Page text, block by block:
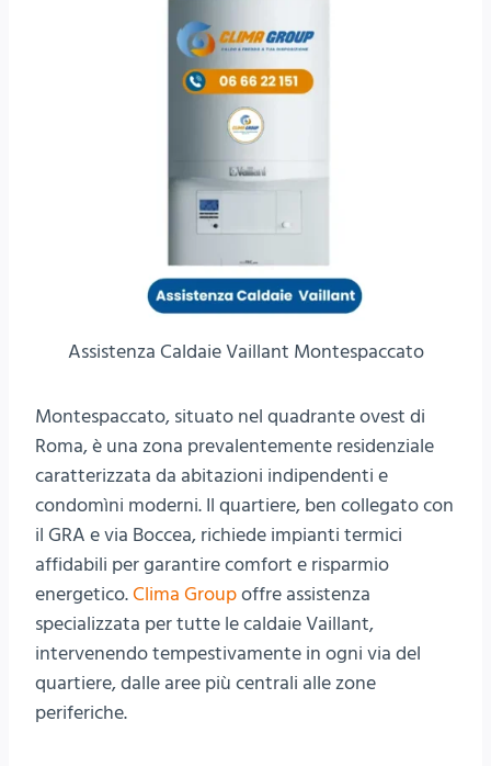
Assistenza Caldaie Vaillant Montespaccato
Montespaccato, situato nel quadrante ovest di
Roma, è una zona prevalentemente residenziale
caratterizzata da abitazioni indipendenti e
condomìni moderni. Il quartiere, ben collegato con
il GRA e via Boccea, richiede impianti termici
affidabili per garantire comfort e risparmio
energetico.Clima Groupoffre assistenza
specializzata per tutte le caldaie Vaillant,
intervenendo tempestivamente in ogni via del
quartiere, dalle aree più centrali alle zone
periferiche.